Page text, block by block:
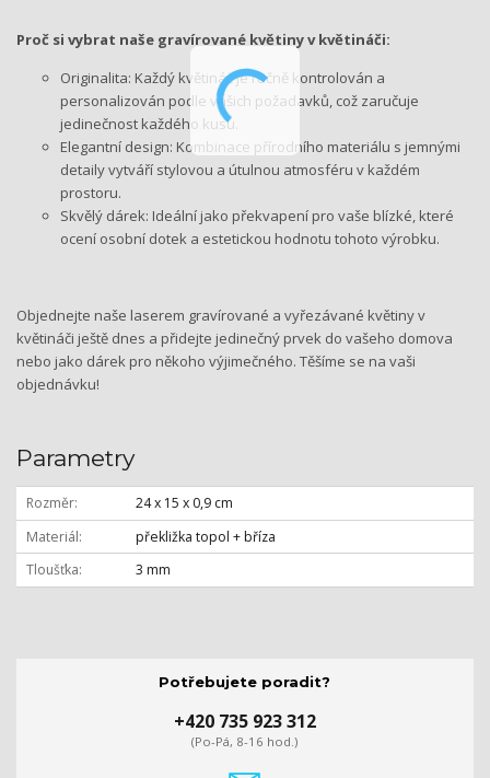
Proč si vybrat naše gravírované květiny v květináči:
Originalita: Každý květináč je ručně kontrolován a
personalizován podle vašich požadavků, což zaručuje
jedinečnost každého kusu.
Elegantní design: Kombinace přírodního materiálu s jemnými
detaily vytváří stylovou a útulnou atmosféru v každém
prostoru.
Skvělý dárek: Ideální jako překvapení pro vaše blízké, které
ocení osobní dotek a estetickou hodnotu tohoto výrobku.
Objednejte naše laserem gravírované a vyřezávané květiny v
květináči ještě dnes a přidejte jedinečný prvek do vašeho domova
nebo jako dárek pro někoho výjimečného. Těšíme se na vaši
objednávku!
Parametry
Rozměr
24 x 15 x 0,9 cm
Materiál
překližka topol + bříza
Tloušťka
3 mm
Potřebujete poradit?
+420 735 923 312
(Po-Pá, 8-16 hod.)